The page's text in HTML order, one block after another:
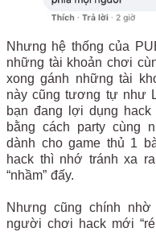
Nhưng hệ thống của
những tài khoản chơi
xong gánh những tài
này cũng tương tự như
bạn đang lợi dụng
bằng cách party cùng
dành cho game thủ 1
hack thì nhớ tránh xa
“nhầm” đấy.
Nhưng cũng chính
người chơi hack mới